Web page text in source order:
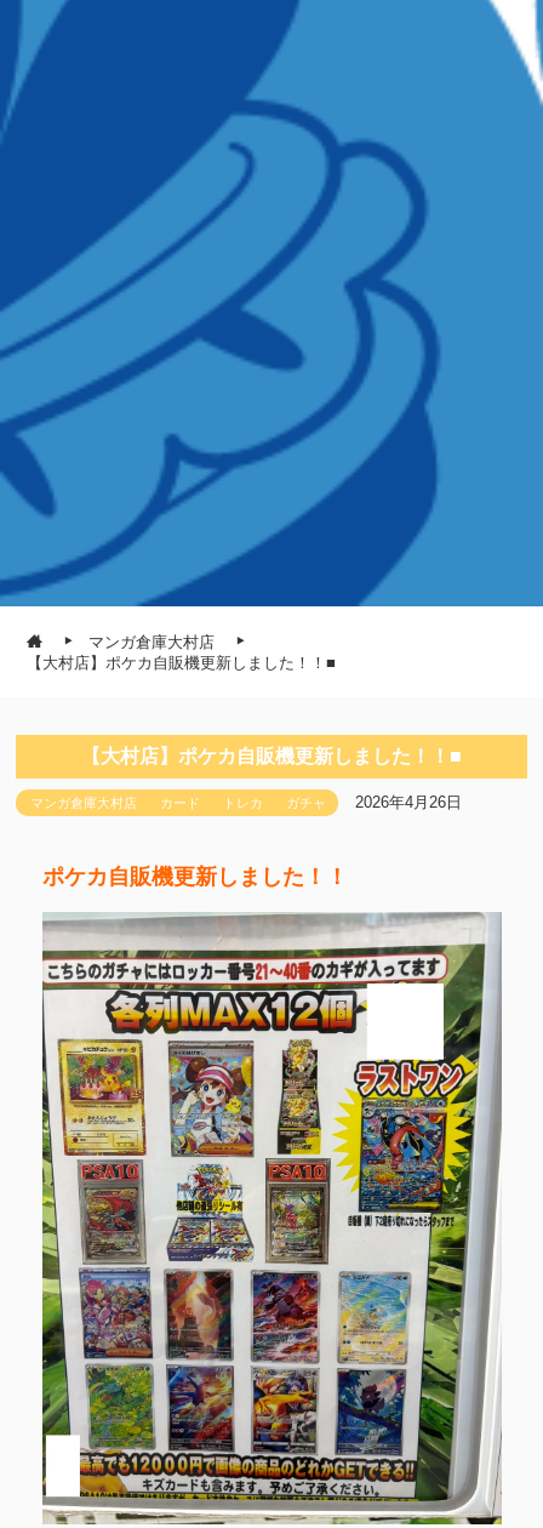
マンガ倉庫大村店
【大村店】ポケカ自販機更新しました！！■
【大村店】ポケカ自販機更新しました！！■
マンガ倉庫大村店 カード トレカ ガチャ 2026年4月26日
ポケカ自販機更新しました！！